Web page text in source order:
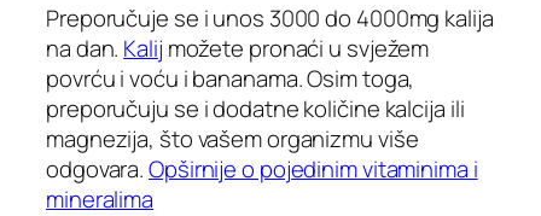
Preporučuje se i unos 3000 do 4000mg kalija
na dan. Kalij možete pronaći u svježem
povrću i voću i bananama. Osim toga,
preporučuju se i dodatne količine kalcija ili
magnezija, što vašem organizmu više
odgovara.Opširnije o pojedinim vitaminima i
mineralima